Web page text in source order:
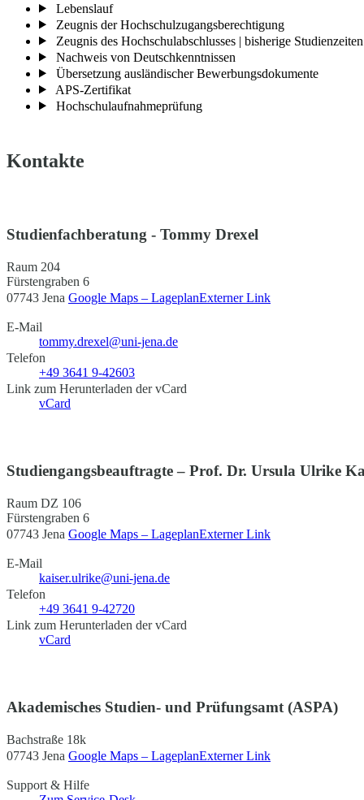
Lebenslauf
Zeugnis der Hochschulzugangsberechtigung
Zeugnis des Hochschulabschlusses | bisherige Studienzeiten
Nachweis von Deutschkenntnissen
Übersetzung ausländischer Bewerbungsdokumente
APS-Zertifikat
Hochschulaufnahmeprüfung
Kontakte
Studienfachberatung - Tommy Drexel
Raum 204
Fürstengraben 6
07743 Jena Google Maps – LageplanExterner Link
E-Mail
tommy.drexel@uni-jena.de
Telefon
+49 3641 9-42603
Link zum Herunterladen der vCard
vCard
Studiengangsbeauftragte – Prof. Dr. Ursula Ulrike
Raum DZ 106
Fürstengraben 6
07743 Jena Google Maps – LageplanExterner Link
E-Mail
kaiser.ulrike@uni-jena.de
Telefon
+49 3641 9-42720
Link zum Herunterladen der vCard
vCard
Akademisches Studien- und Prüfungsamt (ASPA)
Bachstraße 18k
07743 Jena Google Maps – LageplanExterner Link
Support & Hilfe